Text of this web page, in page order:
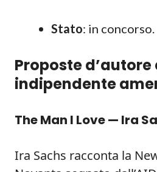
Stato: in concorso.
Proposte
indipendente
The Man I Love — Ira
Ira Sachs racconta la